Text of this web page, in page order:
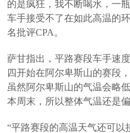
的是疯狂，我不断喝水，一
车手接受不了在如此高温的
名批评CPA。
萨甘指出，平路赛段车手速
四开始在阿尔卑斯山的赛段
虽然阿尔卑斯山的气温会略
本周末，所以整体气温还是偏
“平路赛段的高温天气还可